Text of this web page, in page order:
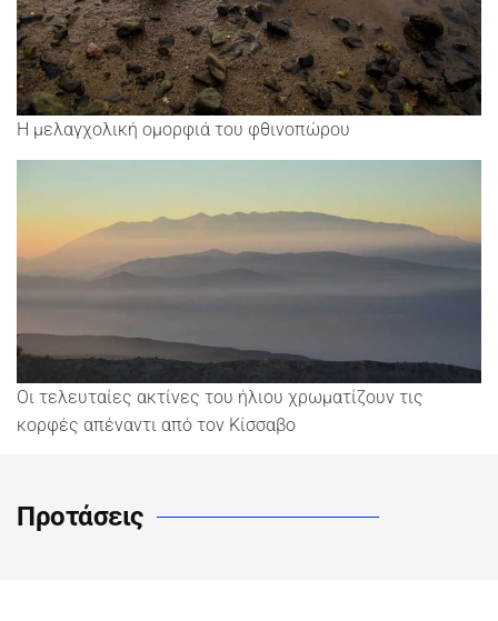
Η μελαγχολική ομορφιά του φθινοπώρου
Οι τελευταίες ακτίνες του ήλιου χρωματίζουν τις
κορφές απέναντι από τον Κίσσαβο
Προτάσεις